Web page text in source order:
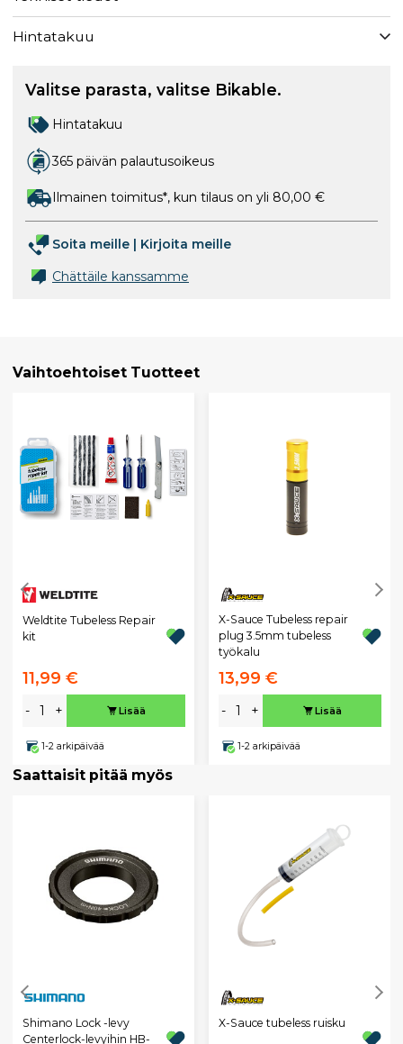
Hintatakuu
Valitse parasta, valitse Bikable.
Hintatakuu
365 päivän palautusoikeus
Ilmainen toimitus*, kun tilaus on yli 80,00 €
Soita meille | Kirjoita meille
Chättäile kanssamme
Vaihtoehtoiset Tuotteet
Weldtite Tubeless Repair
kit
11,99 €
- + Lisää
1-2 arkipäivää
X-Sauce Tubeless repair
plug 3.5mm tubeless
työkalu
13,99 €
- + Lisää
1-2 arkipäivää
Saattaisit pitää myös
Shimano Lock -levy
Centerlock-levyihin HB-
X-Sauce tubeless ruisku